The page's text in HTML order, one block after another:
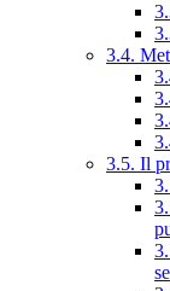
3.4.
3.5. Il